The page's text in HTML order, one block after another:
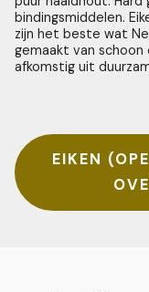
bindingsmiddelen.
zijn het beste wat
gemaakt van schoon
afkomstig uit
EIKEN